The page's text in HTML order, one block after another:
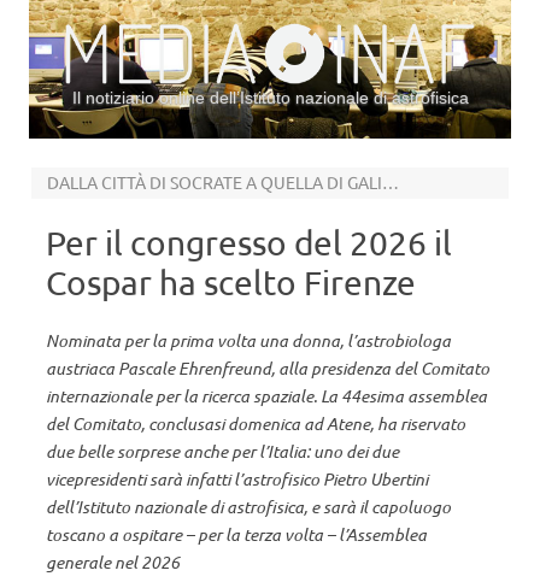
Il notiziario online dell’Istituto nazionale di astrofisica
DALLA CITTÀ DI SOCRATE A QUELLA DI GALILEO
Per il congresso del 2026 il
Cospar ha scelto Firenze
Nominata per la prima volta una donna, l’astrobiologa
austriaca Pascale Ehrenfreund, alla presidenza del Comitato
internazionale per la ricerca spaziale. La 44esima assemblea
del Comitato, conclusasi domenica ad Atene, ha riservato
due belle sorprese anche per l’Italia: uno dei due
vicepresidenti sarà infatti l’astrofisico Pietro Ubertini
dell’Istituto nazionale di astrofisica, e sarà il capoluogo
toscano a ospitare – per la terza volta – l’Assemblea
generale nel 2026